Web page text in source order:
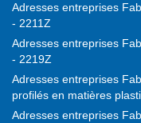
Adresses entreprises
- 2211Z
Adresses entreprises
- 2219Z
Adresses entreprises
profilés en matières
Adresses entreprises